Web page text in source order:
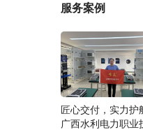
服务案例
匠心交付，实力护
广西水利电力职业